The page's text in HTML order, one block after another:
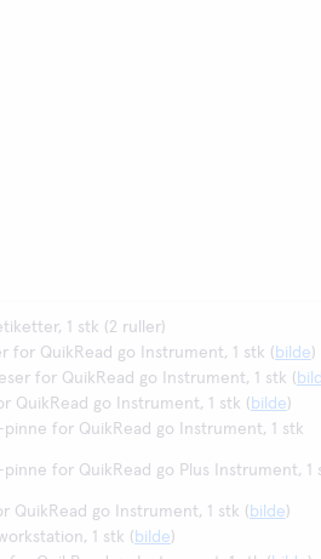
1 stk (2 ruller)
for QuikRead go Instrument, 1 stk ( bilde)
for QuikRead go Instrument, 1 stk (
QuikRead go Instrument, 1 stk ( bilde)
pinne for QuikRead go Instrument, 1 stk
pinne for QuikRead go Plus Instrument, 1
QuikRead go Instrument, 1 stk ( bilde)
1 stk ( bilde)